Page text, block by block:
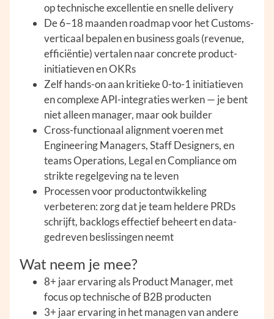
op technische excellentie en snelle delivery
De 6–18 maanden roadmap voor het Customs-
verticaal bepalen en business goals (revenue,
efficiëntie) vertalen naar concrete product-
initiatieven en OKRs
Zelf hands-on aan kritieke 0-to-1 initiatieven
en complexe API-integraties werken — je bent
niet alleen manager, maar ook builder
Cross-functionaal alignment voeren met
Engineering Managers, Staff Designers, en
teams Operations, Legal en Compliance om
strikte regelgeving na te leven
Processen voor productontwikkeling
verbeteren: zorg dat je team heldere PRDs
schrijft, backlogs effectief beheert en data-
gedreven beslissingen neemt
Wat neem je mee?
8+ jaar ervaring als Product Manager, met
focus op technische of B2B producten
3+ jaar ervaring in het managen van andere